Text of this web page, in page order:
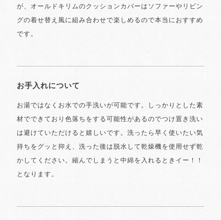
が、オールドキリムのクッションカバーはソファーやリビン
グの着せ替え風に組み合わせで楽しめるので本当におすすめ
です。
お手入れについて
お湯ではなくお水での手洗いが可能です。しっかりとした素
材でできており色落ちをする可能性があるのでつけ置き洗い
は避けていただけると嬉しいです。洗ったら早く使いたい気
持ちをグッと抑え、洗った後は脱水して乾燥機を使用せず乾
かしてください。縮んでしまうと中綿を入れるときイー！！
となります。